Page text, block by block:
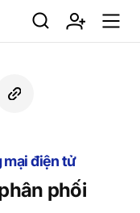
검 회 m
c
o
U
R
L
mại điện tử
phối